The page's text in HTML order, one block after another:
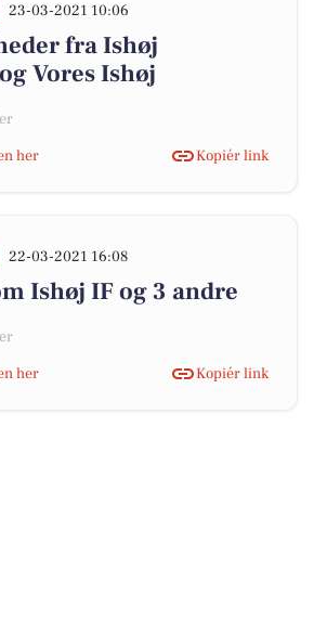
23-03-2021 10:06
fra Ishøj
Vores Ishøj
her
Kopiér link
22-03-2021 16:08
Ishøj IF og 3 andre
her
Kopiér link